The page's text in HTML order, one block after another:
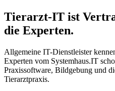
Tierarzt-IT ist
die Experten.
Allgemeine IT-Dienstleister
Experten vom Systemhaus.IT
Praxissoftware, Bildgebung und
Tierarztpraxis.